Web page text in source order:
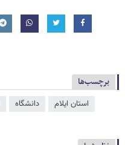
برچسب‌ها
استان ایلام دانشگاه